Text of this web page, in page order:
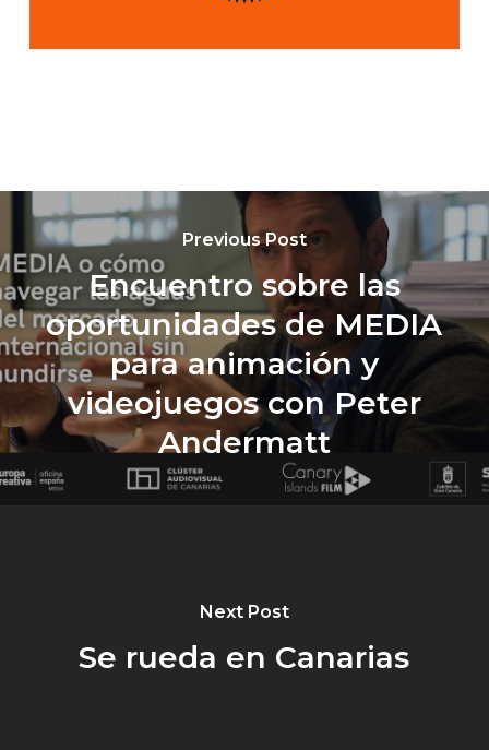
Previous Post
Encuentro sobre las
oportunidades de MEDIA
para animación y
videojuegos con Peter
Andermatt
Next Post
Se rueda en Canarias